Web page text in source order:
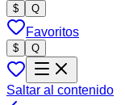
$ Q
Favoritos
$ Q
Saltar al contenido